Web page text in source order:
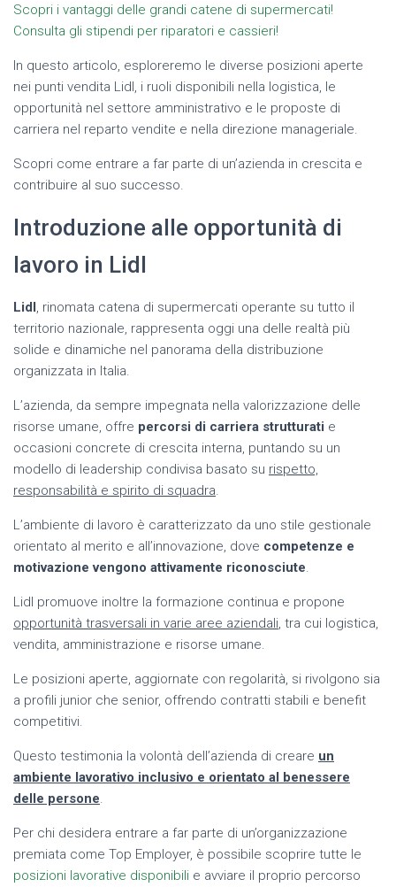
Scopri i vantaggi delle grandi catene di supermercati!
Consulta gli stipendi per riparatori e cassieri!
In questo articolo, esploreremo le diverse posizioni aperte
nei punti vendita Lidl, i ruoli disponibili nella logistica, le
opportunità nel settore amministrativo e le proposte di
carriera nel reparto vendite e nella direzione manageriale.
Scopri come entrare a far parte di un’azienda in crescita e
contribuire al suo successo.
Introduzione alle opportunità di
lavoro in Lidl
Lidl, rinomata catena di supermercati operante su tutto il
territorio nazionale, rappresenta oggi una delle realtà più
solide e dinamiche nel panorama della distribuzione
organizzata in Italia.
L’azienda, da sempre impegnata nella valorizzazione delle
risorse umane, offre percorsi di carriera strutturati e
occasioni concrete di crescita interna, puntando su un
modello di leadership condivisa basato su rispetto,
responsabilità e spirito di squadra.
L’ambiente di lavoro è caratterizzato da uno stile gestionale
orientato al merito e all’innovazione, dove competenze e
motivazione vengono attivamente riconosciute.
Lidl promuove inoltre la formazione continua e propone
opportunità trasversali in varie aree aziendali, tra cui logistica,
vendita, amministrazione e risorse umane.
Le posizioni aperte, aggiornate con regolarità, si rivolgono sia
a profili junior che senior, offrendo contratti stabili e benefit
competitivi.
Questo testimonia la volontà dell’azienda di creare un
ambiente lavorativo inclusivo e orientato al benessere
delle persone.
Per chi desidera entrare a far parte di un’organizzazione
premiata come Top Employer, è possibile scoprire tutte le
posizioni lavorative disponibili e avviare il proprio percorso